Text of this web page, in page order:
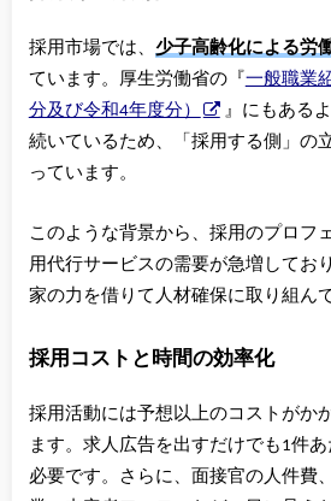
採用市場では、 少子高齢化による労
ています。厚生労働省の『一般職業
分及び令和4年度分）
』にもある
続いているため、「採用する側」の
っています。
このような背景から、採用のプロフ
用代行サービスの需要が急増してお
家の力を借りて人材確保に取り組ん
採用コストと時間の効率化
採用活動には予想以上のコストがか
ます。求人広告を出すだけでも1件
必要です。さらに、面接官の人件費